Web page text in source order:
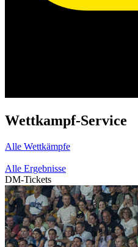
Wettkampf-Service
Alle Wettkämpfe
Alle Ergebnisse
DM-Tickets